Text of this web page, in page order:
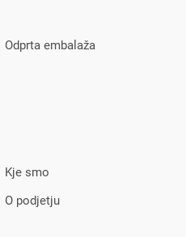
Odprta embalaža
Kje smo
O podjetju